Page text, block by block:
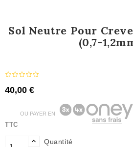
Sol Neutre Pour
(0,7-
40,00 €
TTC
OU PAYER EN
Quantité